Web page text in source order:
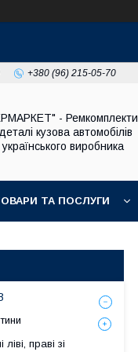
+380 (96) 215-05-70
- Ремкомплекти
кузова автомобілів
українського виробника
ТА ПОСЛУГИ
праві зі